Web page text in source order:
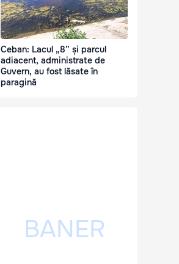
Ceban: Lacul „8” și parcul
adiacent, administrate de
Guvern, au fost lăsate în
paragină